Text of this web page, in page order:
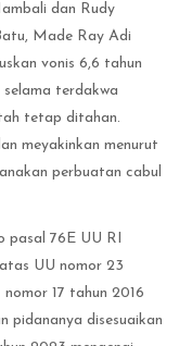
dan Rudy
Made Ray Adi
vonis 6,6 tahun
terdakwa
tetap ditahan.
meyakinkan menurut
perbuatan cabul
pasal 76E UU RI
UU nomor 23
17 tahun 2016
pidananya disesuaikan